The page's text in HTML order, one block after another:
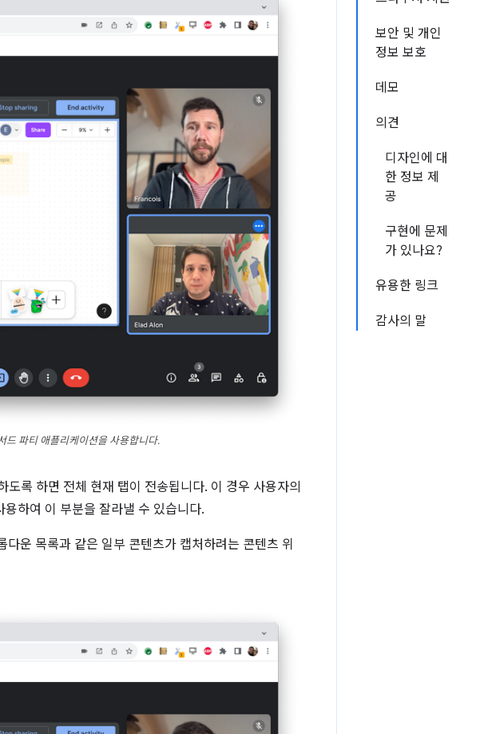
보안 및 개인
정보 보호
데모
의견
디자인에 대
한 정보 제
공
구현에 문제
가 있나요?
유용한 링크
감사의 말
드 파티 애플리케이션을 사용합니다.
록 하면 전체 현재 탭이 전송됩니다. 이 경우 사용자의
용하여 이 부분을 잘라낼 수 있습니다.
운 목록과 같은 일부 콘텐츠가 캡처하려는 콘텐츠 위